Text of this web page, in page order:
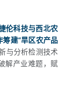
伦科技与西北农
建“旱区农产品
与分析检测技术
解产业难题，赋